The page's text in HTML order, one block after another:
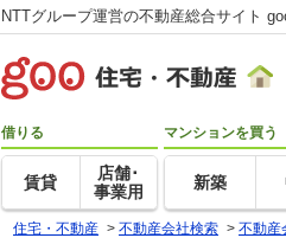
NTTグループ運営の不動産総合サイト
借りる
賃貸
店舗･
事業用
マンションを買う
新築
住宅・不動産 > 不動産会社検索 > 不動産